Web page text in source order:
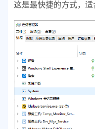
这是最快捷的方式，适